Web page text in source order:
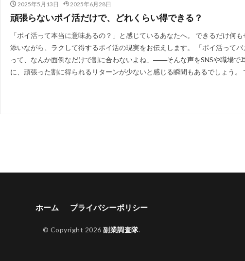
2025年5月13日 2025年6月28日
頑張らないポイ活だけで、どれくらい得できる？
「ポイ活って本当に意味あるの？」と感じているあなたへ。 できるだけ何
添いながら、ラクして得するポイ活の現実をお伝えします。 「ポイ活って
って、なんか面倒なだけで割に合わないよね」――そんな声をSNSや職場で
に、頑張った割に得られるリターンが少ないと感じる瞬間もあるでしょう。
ホーム プライバシーポリシー
© Copyright 2026副業調査隊.